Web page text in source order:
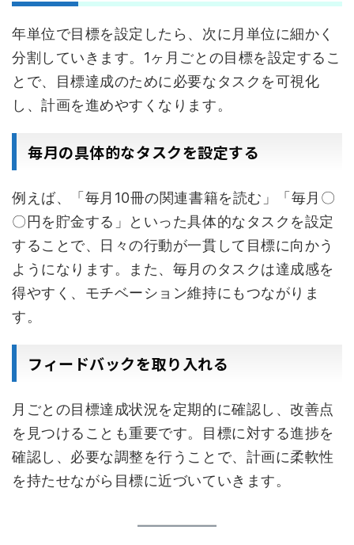
年単位で目標を設定したら、次に月単位に細かく
分割していきます。1ヶ月ごとの目標を設定するこ
とで、目標達成のために必要なタスクを可視化
し、計画を進めやすくなります。
毎月の具体的なタスクを設定する
例えば、「毎月10冊の関連書籍を読む」「毎月〇
〇円を貯金する」といった具体的なタスクを設定
することで、日々の行動が一貫して目標に向かう
ようになります。また、毎月のタスクは達成感を
得やすく、モチベーション維持にもつながりま
す。
フィードバックを取り入れる
月ごとの目標達成状況を定期的に確認し、改善点
を見つけることも重要です。目標に対する進捗を
確認し、必要な調整を行うことで、計画に柔軟性
を持たせながら目標に近づいていきます。